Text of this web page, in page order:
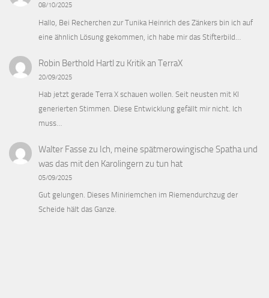
08/10/2025
Hallo, Bei Recherchen zur Tunika Heinrich des Zänkers bin ich auf
eine ähnlich Lösung gekommen, ich habe mir das Stifterbild…
Robin Berthold Hartl zu Kritik an TerraX
20/09/2025
Hab jetzt gerade Terra X schauen wollen. Seit neusten mit KI
generierten Stimmen. Diese Entwicklung gefällt mir nicht. Ich
muss…
Walter Fasse zu Ich, meine spätmerowingische Spatha und
was das mit den Karolingern zu tun hat
05/09/2025
Gut gelungen. Dieses Miniriemchen im Riemendurchzug der
Scheide hält das Ganze.